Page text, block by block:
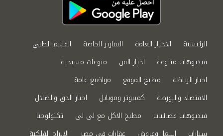
الرئيسية الاخبار العامة التقارير الخاصة
القسم الطبي
فيديوهات متنوعة
اخبار الفن
منوعات مسيحية
اخبار الرياضة
مطبخ الموقع
مواضيع عامة
الاقتصاد والبورصة
كمبيوتر وموبايل
اخبار الحق والضلال
فيديوهات فضائيات
مطبخ الاكل مع لى لى
تكنولوجيا